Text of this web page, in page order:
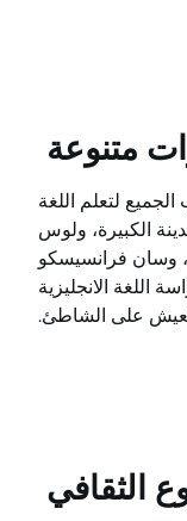
متنوعة
لتعلم اللغة
الكبيرة، ولوس
وسان فرانسيسكو
اللغة الانجليزية
تعيش على الشاطئ.
الثقافي